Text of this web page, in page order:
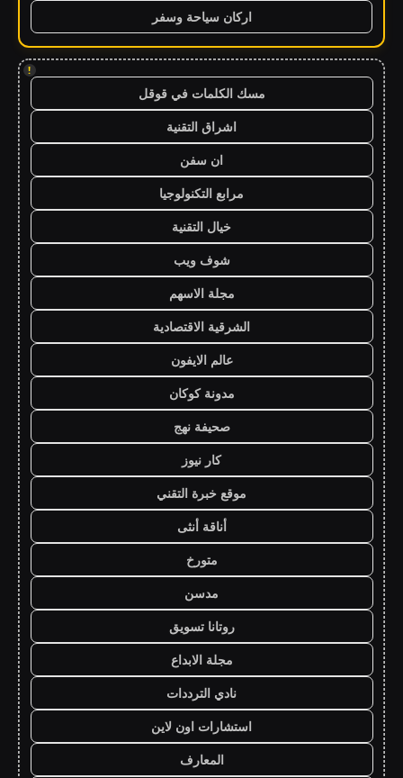
اركان سياحة وسفر
!
مسك الكلمات في قوقل
اشراق التقنية
ان سفن
مرابع التكنولوجيا
خيال التقنية
شوف ويب
مجلة الاسهم
الشرقية الاقتصادية
عالم الايفون
مدونة كوكان
صحيفة نهج
كار نيوز
موقع خبرة التقني
أناقة أنثى
متورخ
مدسن
روتانا تسويق
مجلة الابداع
نادي الترددات
استشارات اون لاين
المعارف